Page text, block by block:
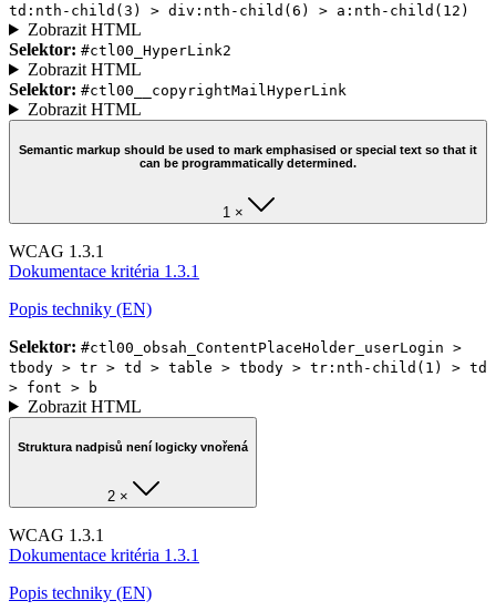
td:nth-child(3) > div:nth-child(6) > a:nth-child(12)
Zobrazit HTML
Selektor: #ctl00_HyperLink2
Zobrazit HTML
Selektor: #ctl00__copyrightMailHyperLink
Zobrazit HTML
Semantic markup should be used to mark emphasised or special text so that it
can be programmatically determined.
1 ×
WCAG 1.3.1
Dokumentace kritéria 1.3.1
Popis techniky (EN)
Selektor: #ctl00_obsah_ContentPlaceHolder_userLogin >
tbody > tr > td > table > tbody > tr:nth-child(1) > td
> font > b
Zobrazit HTML
Struktura nadpisů není logicky vnořená
2 ×
WCAG 1.3.1
Dokumentace kritéria 1.3.1
Popis techniky (EN)